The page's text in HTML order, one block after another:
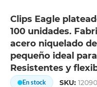
Clips Eagle
100 unidades.
acero niquelado
pequeño ideal
Resistentes y
En stock SKU: